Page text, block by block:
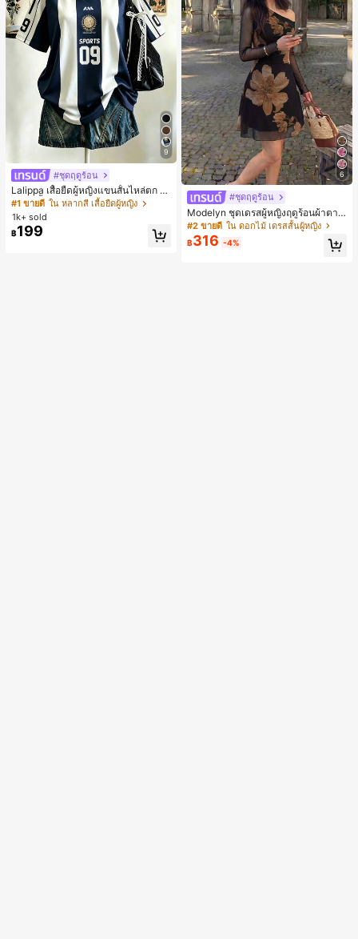
9
#ชุดฤดูร้อน
Lalippa เสื้อยืดผู้หญิงแขนสั้นไหล่ตก ค
อวีปกเสื้อ ลายพิมพ์ดิจิทัลลายทาง สไตล์
สปอร์ตแฟชั่นมินิมอล ของขวัญสำหรับเ
พื่อน
#1 ขายดี ใน หลากสี เสื้อยืดผู้หญิง
1k+ sold
฿199
6
#ชุดฤดูร้อน
Modelyn ชุดเดรสผู้หญิงฤดูร้อนผ้าตาข่
ายพิมพ์ลาย คอไม่สมมาตร จับจีบ หรูหร
า เซ็กซี่
#2 ขายดี ใน ดอกไม้ เดรสสั้นผู้หญิง
฿316 -4%